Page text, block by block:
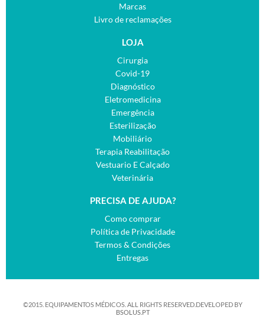
Marcas
Livro de reclamações
LOJA
Cirurgia
Covid-19
Diagnóstico
Eletromedicina
Emergência
Esterilização
Mobiliário
Terapia Reabilitação
Vestuario E Calçado
Veterinária
PRECISA DE AJUDA?
Como comprar
Política de Privacidade
Termos & Condições
Entregas
©2015. EQUIPAMENTOS MÉDICOS. ALL RIGHTS RESERVED.DEVELOPED BY
BSOLUS.PT